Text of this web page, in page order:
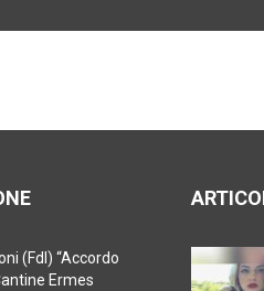
(FdI) “Accordo
Ermes